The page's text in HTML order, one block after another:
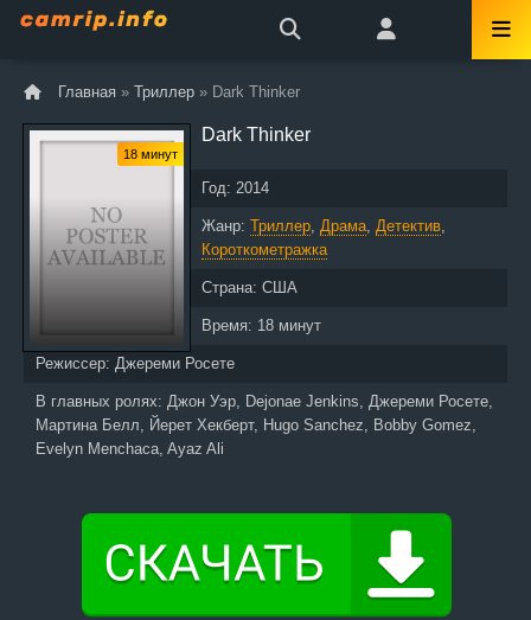
Главная » Триллер » Dark Thinker
18 минут
Dark Thinker
Год: 2014
Жанр: Триллер, Драма, Детектив,
Короткометражка
Страна: США
Время: 18 минут
Режиссер: Джереми Росете
В главных ролях: Джон Уэр, Dejonae Jenkins, Джереми Росете,
Мартина Белл, Йерет Хекберт, Hugo Sanchez, Bobby Gomez,
Evelyn Menchaca, Ayaz Ali